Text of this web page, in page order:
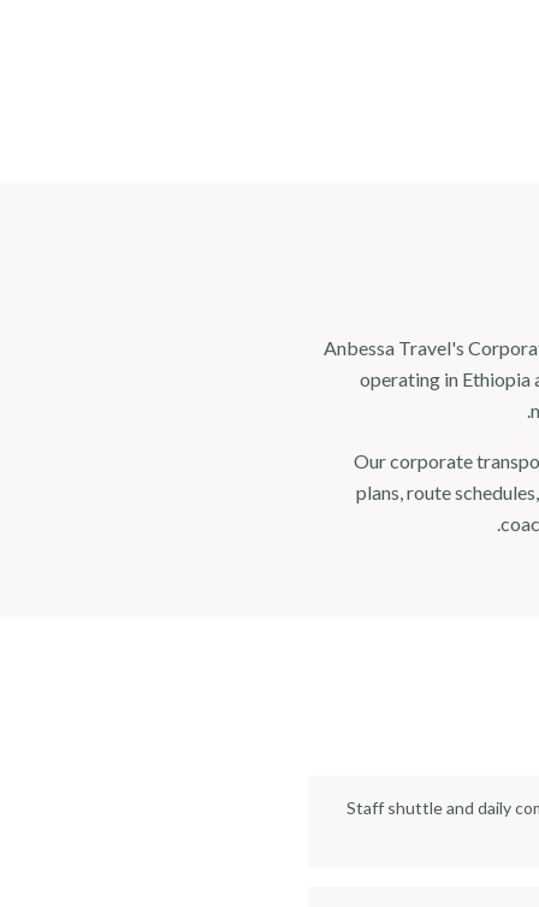
Anbessa Travel's
operating in Ethiopia
Our corporate
plans, route
Staff shuttle and daily